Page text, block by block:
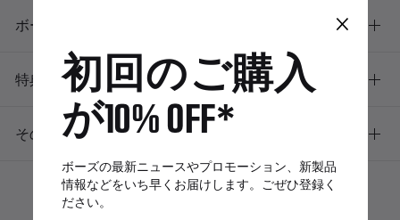
ボーズについて
特典
その他のリンク
×
初回のご購入
が10% OFF*
ボーズの最新ニュースやプロモーション、新製品
情報などをいち早くお届けします。ごぜひ登録く
ださい。